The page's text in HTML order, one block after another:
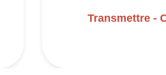
Transmettre -